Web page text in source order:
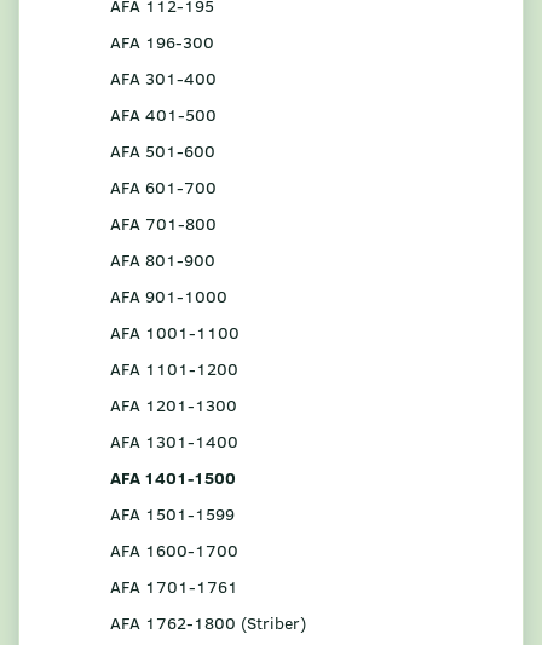
AFA 112-195
AFA 196-300
AFA 301-400
AFA 401-500
AFA 501-600
AFA 601-700
AFA 701-800
AFA 801-900
AFA 901-1000
AFA 1001-1100
AFA 1101-1200
AFA 1201-1300
AFA 1301-1400
AFA 1401-1500
AFA 1501-1599
AFA 1600-1700
AFA 1701-1761
AFA 1762-1800 (Striber)